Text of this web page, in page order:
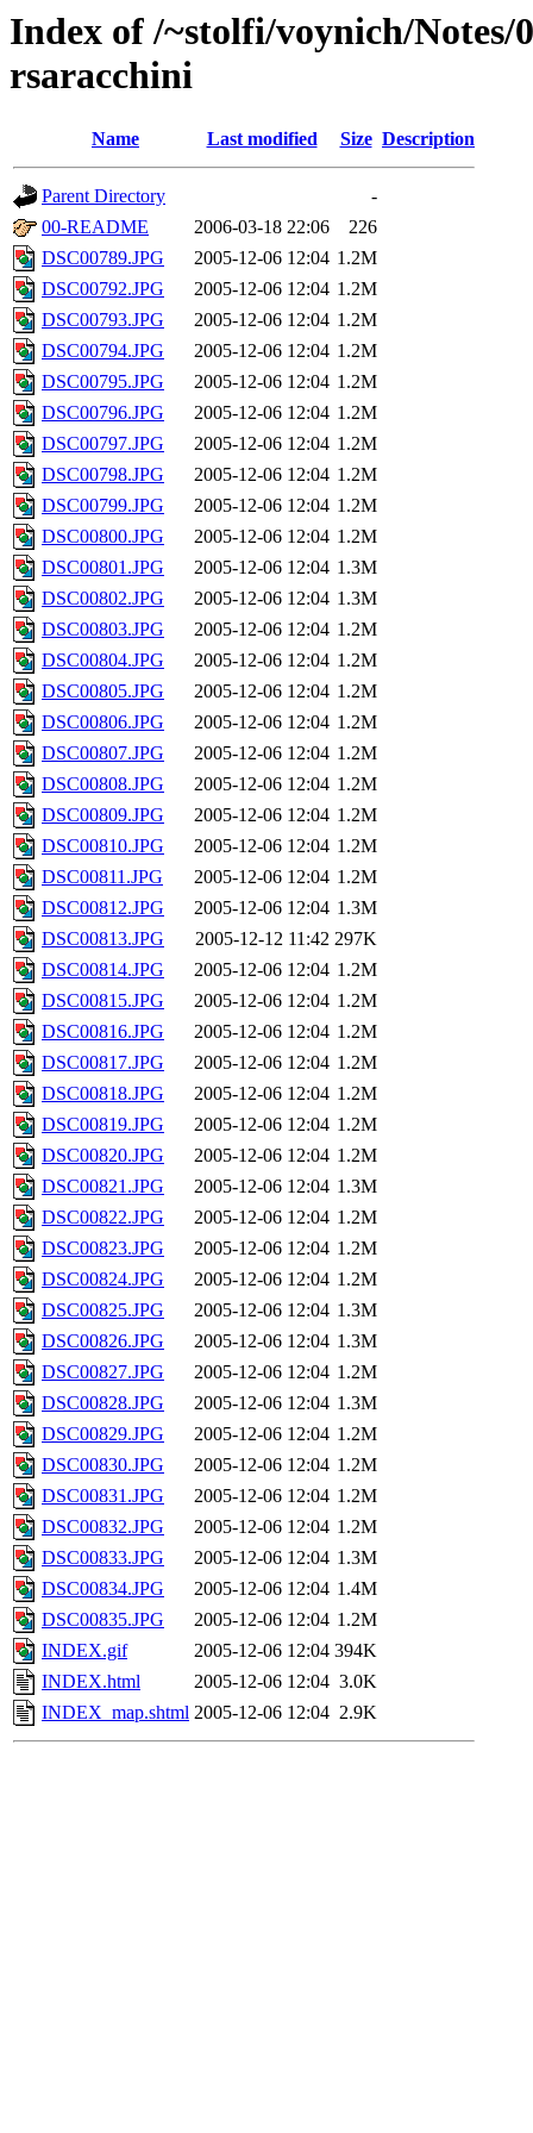
Index of /~stolfi/voynich/Notes/
rsaracchini
Name Last modified Size Description
Parent Directory
-
00-README
2006-03-18 22:06
226
DSC00789.JPG
2005-12-06 12:04 1.2M
DSC00792.JPG
2005-12-06 12:04 1.2M
DSC00793.JPG
2005-12-06 12:04 1.2M
DSC00794.JPG
2005-12-06 12:04 1.2M
DSC00795.JPG
2005-12-06 12:04 1.2M
DSC00796.JPG
2005-12-06 12:04 1.2M
DSC00797.JPG
2005-12-06 12:04 1.2M
DSC00798.JPG
2005-12-06 12:04 1.2M
DSC00799.JPG
2005-12-06 12:04 1.2M
DSC00800.JPG
2005-12-06 12:04 1.2M
DSC00801.JPG
2005-12-06 12:04 1.3M
DSC00802.JPG
2005-12-06 12:04 1.3M
DSC00803.JPG
2005-12-06 12:04 1.2M
DSC00804.JPG
2005-12-06 12:04 1.2M
DSC00805.JPG
2005-12-06 12:04 1.2M
DSC00806.JPG
2005-12-06 12:04 1.2M
DSC00807.JPG
2005-12-06 12:04 1.2M
DSC00808.JPG
2005-12-06 12:04 1.2M
DSC00809.JPG
2005-12-06 12:04 1.2M
DSC00810.JPG
2005-12-06 12:04 1.2M
DSC00811.JPG
2005-12-06 12:04 1.2M
DSC00812.JPG
2005-12-06 12:04 1.3M
DSC00813.JPG
2005-12-12 11:42 297K
DSC00814.JPG
2005-12-06 12:04 1.2M
DSC00815.JPG
2005-12-06 12:04 1.2M
DSC00816.JPG
2005-12-06 12:04 1.2M
DSC00817.JPG
2005-12-06 12:04 1.2M
DSC00818.JPG
2005-12-06 12:04 1.2M
DSC00819.JPG
2005-12-06 12:04 1.2M
DSC00820.JPG
2005-12-06 12:04 1.2M
DSC00821.JPG
2005-12-06 12:04 1.3M
DSC00822.JPG
2005-12-06 12:04 1.2M
DSC00823.JPG
2005-12-06 12:04 1.2M
DSC00824.JPG
2005-12-06 12:04 1.2M
DSC00825.JPG
2005-12-06 12:04 1.3M
DSC00826.JPG
2005-12-06 12:04 1.3M
DSC00827.JPG
2005-12-06 12:04 1.2M
DSC00828.JPG
2005-12-06 12:04 1.3M
DSC00829.JPG
2005-12-06 12:04 1.2M
DSC00830.JPG
2005-12-06 12:04 1.2M
DSC00831.JPG
2005-12-06 12:04 1.2M
DSC00832.JPG
2005-12-06 12:04 1.2M
DSC00833.JPG
2005-12-06 12:04 1.3M
DSC00834.JPG
2005-12-06 12:04 1.4M
DSC00835.JPG
2005-12-06 12:04 1.2M
INDEX.gif
2005-12-06 12:04 394K
INDEX.html
2005-12-06 12:04 3.0K
INDEX_map.shtml 2005-12-06 12:04 2.9K